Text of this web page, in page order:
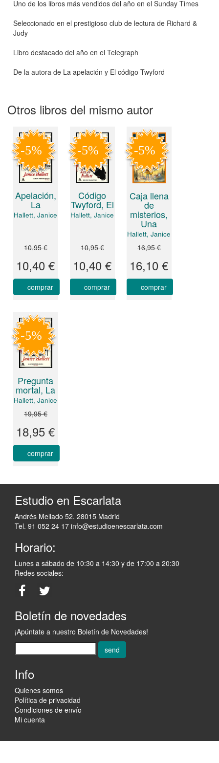
Uno de los libros más vendidos del año en el Sunday Times
Seleccionado en el prestigioso club de lectura de Richard &
Judy
Libro destacado del año en el Telegraph
De la autora de La apelación y El código Twyford
Otros libros del mismo autor
Apelación,
La
Hallett, Janice
10,95 €
10,40 €
comprar
Código
Twyford, El
Hallett, Janice
10,95 €
10,40 €
comprar
Caja llena
de
misterios,
Una
Hallett, Janice
16,95 €
16,10 €
comprar
Pregunta
mortal, La
Hallett, Janice
19,95 €
18,95 €
comprar
Estudio en Escarlata
Andrés Mellado 52. 28015 Madrid
Tel. 91 052 24 17 info@estudioenescarlata.com
Horario:
Lunes a sábado de 10:30 a 14:30 y de 17:00 a 20:30
Redes sociales:
Boletín de novedades
¡Apúntate a nuestro Boletín de Novedades!
send
Info
Quienes somos
Política de privacidad
Condiciones de envío
Mi cuenta